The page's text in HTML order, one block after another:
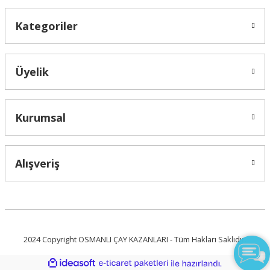
Osmanlı BAKIR KAHVECİ DEMLİĞİ - ÇAY KAZANI İÇİN DEMLİK ÇAYDANLIK
1.750,00 ₺ + KDV
2.200,00 ₺ + KDV
Kategoriler
Üyelik
Kurumsal
Alışveriş
2024 Copyright OSMANLI ÇAY KAZANLARI - Tüm Hakları Saklıdır.
ideasoft
e-